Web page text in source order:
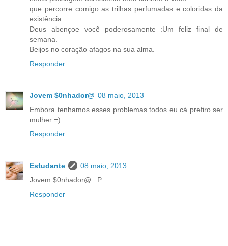
que percorre comigo as trilhas perfumadas e coloridas da
existência.
Deus abençoe você poderosamente :Um feliz final de
semana.
Beijos no coração afagos na sua alma.
Responder
Jovem $0nhador@ 08 maio, 2013
Embora tenhamos esses problemas todos eu cá prefiro ser
mulher =)
Responder
Estudante
08 maio, 2013
Jovem $0nhador@: :P
Responder